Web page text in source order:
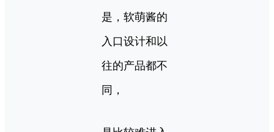
是，软萌酱的
入口设计和以
往的产品都不
同，